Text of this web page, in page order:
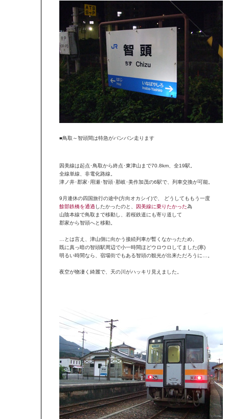
■鳥取～智頭間は特急がバンバン走ります
因美線は起点･鳥取から終点･東津山まで70.8km、全19駅。
全線単線、非電化路線。
津ノ井･郡家･用瀬･智頭･那岐･美作加茂の6駅で、列車交換が可能。
9月連休の四国旅行の途中(方向オカシイ)で、 どうしてももう一度
餘部鉄橋を通過 したかったのと、 因美線に乗りたかった為
山陰本線で鳥取まで移動し、若桜鉄道にも寄り道して
郡家から智頭へと移動。
…とは言え、津山側に向かう接続列車が暫くなかったため、
既に真っ暗の智頭駅周辺で小一時間ほどウロウロしてました(寒)
明るい時間なら、宿場街でもある智頭の観光が出来ただろうに…。
夜空が物凄く綺麗で、天の川がハッキリ見えました。